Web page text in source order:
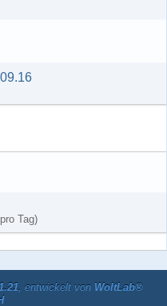
Tag)
, entwickelt von WoltLab®